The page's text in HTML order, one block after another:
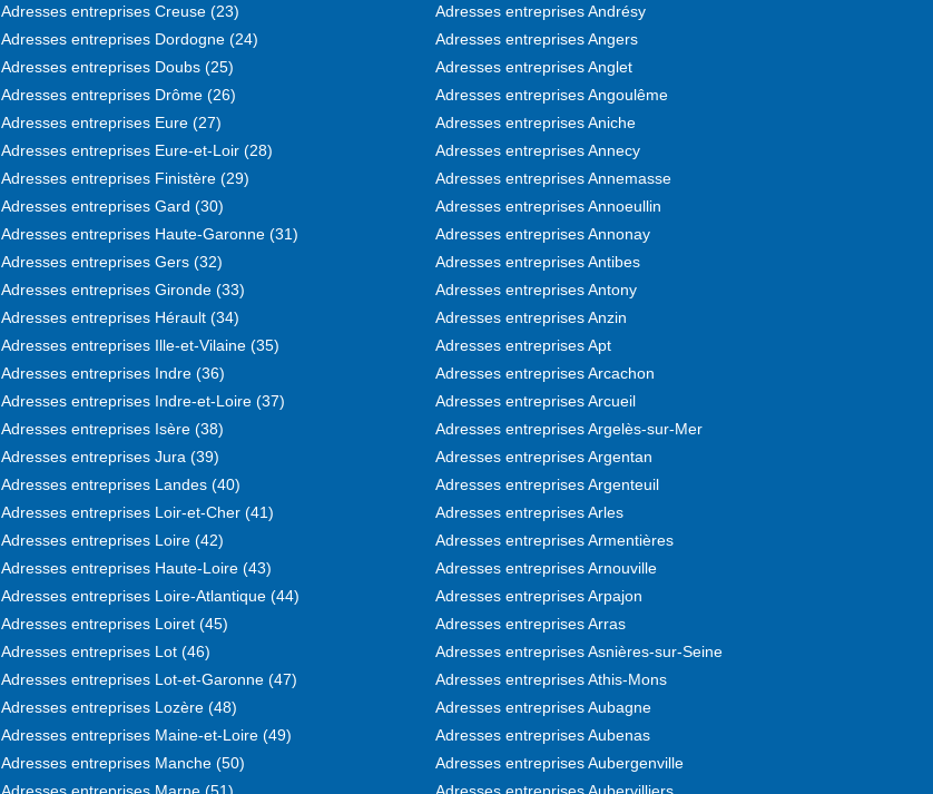
Adresses entreprises Creuse (23)
Adresses entreprises Dordogne (24)
Adresses entreprises Doubs (25)
Adresses entreprises Drôme (26)
Adresses entreprises Eure (27)
Adresses entreprises Eure-et-Loir (28)
Adresses entreprises Finistère (29)
Adresses entreprises Gard (30)
Adresses entreprises Haute-Garonne (31)
Adresses entreprises Gers (32)
Adresses entreprises Gironde (33)
Adresses entreprises Hérault (34)
Adresses entreprises Ille-et-Vilaine (35)
Adresses entreprises Indre (36)
Adresses entreprises Indre-et-Loire (37)
Adresses entreprises Isère (38)
Adresses entreprises Jura (39)
Adresses entreprises Landes (40)
Adresses entreprises Loir-et-Cher (41)
Adresses entreprises Loire (42)
Adresses entreprises Haute-Loire (43)
Adresses entreprises Loire-Atlantique (44)
Adresses entreprises Loiret (45)
Adresses entreprises Lot (46)
Adresses entreprises Lot-et-Garonne (47)
Adresses entreprises Lozère (48)
Adresses entreprises Maine-et-Loire (49)
Adresses entreprises Manche (50)
Adresses entreprises Marne (51)
Adresses entreprises Andrésy
Adresses entreprises Angers
Adresses entreprises Anglet
Adresses entreprises Angoulême
Adresses entreprises Aniche
Adresses entreprises Annecy
Adresses entreprises Annemasse
Adresses entreprises Annoeullin
Adresses entreprises Annonay
Adresses entreprises Antibes
Adresses entreprises Antony
Adresses entreprises Anzin
Adresses entreprises Apt
Adresses entreprises Arcachon
Adresses entreprises Arcueil
Adresses entreprises Argelès-sur-Mer
Adresses entreprises Argentan
Adresses entreprises Argenteuil
Adresses entreprises Arles
Adresses entreprises Armentières
Adresses entreprises Arnouville
Adresses entreprises Arpajon
Adresses entreprises Arras
Adresses entreprises Asnières-sur-Seine
Adresses entreprises Athis-Mons
Adresses entreprises Aubagne
Adresses entreprises Aubenas
Adresses entreprises Aubergenville
Adresses entreprises Aubervilliers